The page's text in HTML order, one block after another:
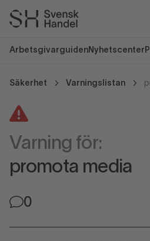
Arbetsgivarguiden Nyhetscenter
Säkerhet Varningslistan
Varning för:
promota media
0